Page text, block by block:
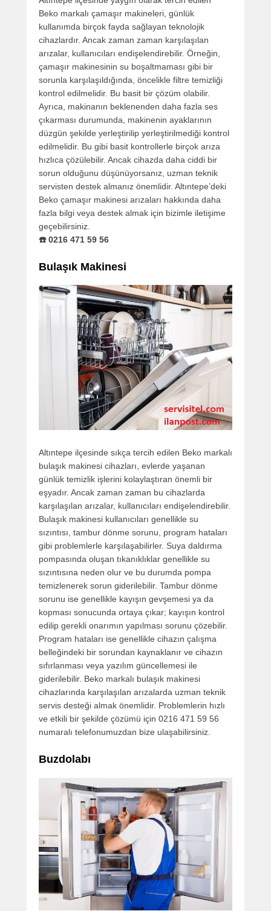
Beko markalı çamaşır makineleri, günlük
kullanımda birçok fayda sağlayan teknolojik
cihazlardır. Ancak zaman zaman karşılaşılan
arızalar, kullanıcıları endişelendirebilir. Örneğin,
çamaşır makinesinin su boşaltmaması gibi bir
sorunla karşılaşıldığında, öncelikle filtre temizliği
kontrol edilmelidir. Bu basit bir çözüm olabilir.
Ayrıca, makinanın beklenenden daha fazla ses
çıkarması durumunda, makinenin ayaklarının
düzgün şekilde yerleştirilip yerleştirilmediği kontrol
edilmelidir. Bu gibi basit kontrollerle birçok arıza
hızlıca çözülebilir. Ancak cihazda daha ciddi bir
sorun olduğunu düşünüyorsanız, uzman teknik
servisten destek almanız önemlidir. Altıntepe’deki
Beko çamaşır makinesi arızaları hakkında daha
fazla bilgi veya destek almak için bizimle iletişime
geçebilirsiniz.
☎️ 0216 471 59 56
Bulaşık Makinesi
Altıntepe ilçesinde sıkça tercih edilen Beko markalı
bulaşık makinesi cihazları, evlerde yaşanan
günlük temizlik işlerini kolaylaştıran önemli bir
eşyadır. Ancak zaman zaman bu cihazlarda
karşılaşılan arızalar, kullanıcıları endişelendirebilir.
Bulaşık makinesi kullanıcıları genellikle su
sızıntısı, tambur dönme sorunu, program hataları
gibi problemlerle karşılaşabilirler. Suya daldırma
pompasında oluşan tıkanıklıklar genellikle su
sızıntısına neden olur ve bu durumda pompa
temizlenerek sorun giderilebilir. Tambur dönme
sorunu ise genellikle kayışın gevşemesi ya da
kopması sonucunda ortaya çıkar; kayışın kontrol
edilip gerekli onarımın yapılması sorunu çözebilir.
Program hataları ise genellikle cihazın çalışma
belleğindeki bir sorundan kaynaklanır ve cihazın
sıfırlanması veya yazılım güncellemesi ile
giderilebilir. Beko markalı bulaşık makinesi
cihazlarında karşılaşılan arızalarda uzman teknik
servis desteği almak önemlidir. Problemlerin hızlı
ve etkili bir şekilde çözümü için 0216 471 59 56
numaralı telefonumuzdan bize ulaşabilirsiniz.
Buzdolabı